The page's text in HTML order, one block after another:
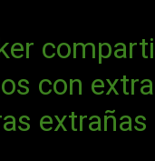
con